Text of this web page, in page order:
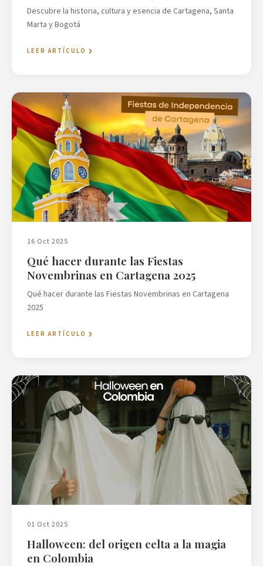
Descubre la historia, cultura y esencia de Cartagena, Santa
Marta y Bogotá
LEER ARTÍCULO
16 Oct 2025
Qué hacer durante las Fiestas
Novembrinas en Cartagena 2025
Qué hacer durante las Fiestas Novembrinas en Cartagena
2025
LEER ARTÍCULO
01 Oct 2025
Halloween: del origen celta a la magia
en Colombia